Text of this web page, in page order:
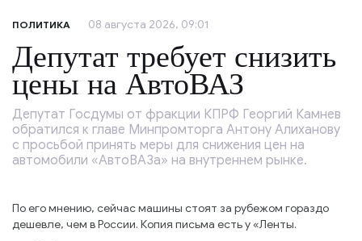
ПОЛИТИКА 08 августа 2026, 09:01
Депутат требует снизить
цены на АвтоВАЗ
Депутат Госдумы от фракции КПРФ Георгий Камнев
обратился к главе Минпромторга Антону Алиханову
с просьбой принять меры для снижения цен на
автомобили «АвтоВАЗа» на внутреннем рынке.
По его мнению, сейчас машины стоят за рубежом гораздо
дешевле, чем в России. Копия письма есть у «Ленты.